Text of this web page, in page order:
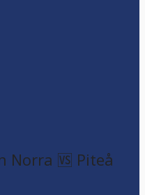
Norra 🆚 Piteå